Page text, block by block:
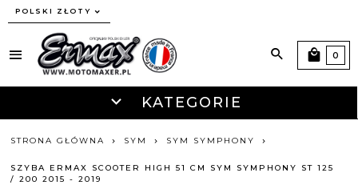
currency_h
POLSKI ZŁOTY
KATEGORIE
0
STRONA GŁÓWNA SYM SYM SYMPHONY
SZYBA ERMAX SCOOTER HIGH 51 CM SYM SYMPHONY ST 125
/ 200 2015 - 2019